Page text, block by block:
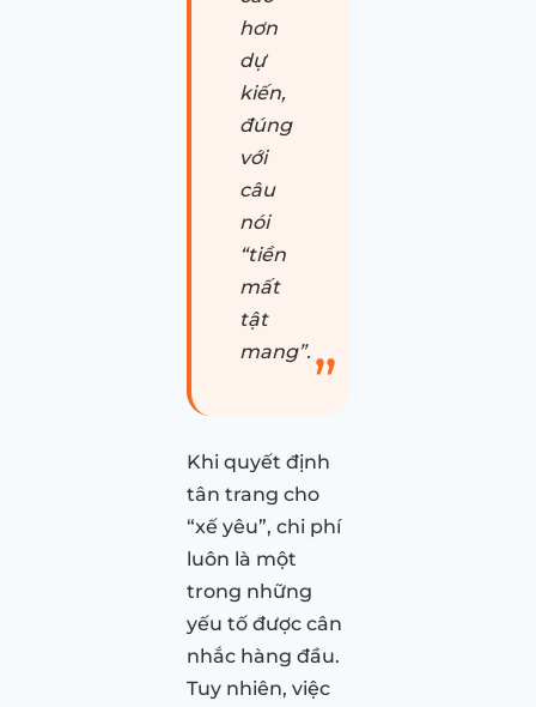
hơn
dự
kiến,
đúng
với
câu
nói
“tiền
mất
tật
mang”.
Khi quyết định
tân trang cho
“xế yêu”, chi phí
luôn là một
trong những
yếu tố được cân
nhắc hàng đầu.
Tuy nhiên, việc